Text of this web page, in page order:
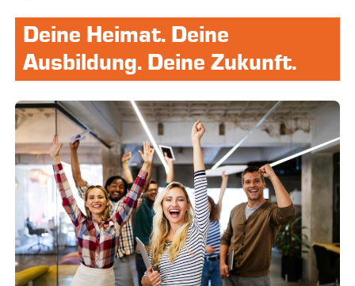
Deine Heimat. Deine
Ausbildung. Deine Zukunft.
Filter
Ausbildungen
Branche
Interessen und Fähigkeiten
Unternehmen